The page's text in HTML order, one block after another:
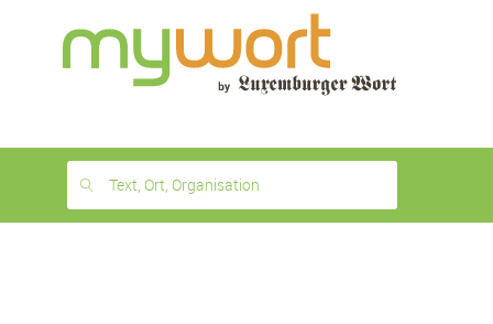
month
free
Text, Ort, Organisation